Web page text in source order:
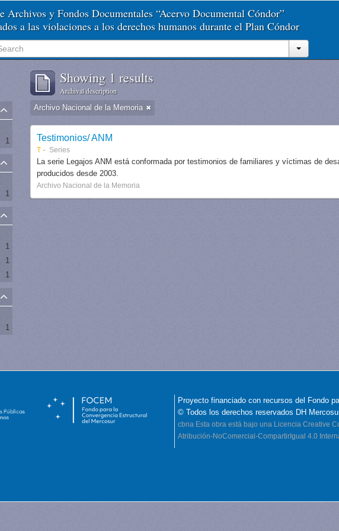
Archivos y Fondos Documentales “Acervo Documental Cóndor”
a las violaciones a los derechos humanos durante el Plan Cóndor
1
1
1
1
1
1
Showing 1 results
Archival description
Archivo Nacional de la Memoria
Testimonios/ ANM
T Series
La serie Legajos ANM está conformada por testimonios de familiares y víctimas de
producidos desde 2003.
Archivo Nacional de la Memoria
Proyecto financiado con recursos del Fondo
© Todos los derechos reservados DH
cbna Esta obra está bajo una Licencia Creative
Atribución-NoComercial-CompartirIgual 4.0